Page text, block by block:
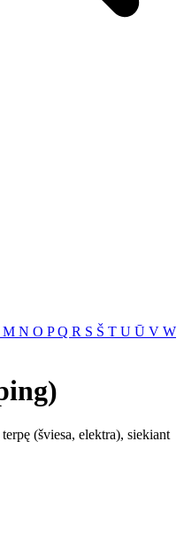
M N O PQ R S Š T U Ū V W
(šviesa, elektra), siekiant